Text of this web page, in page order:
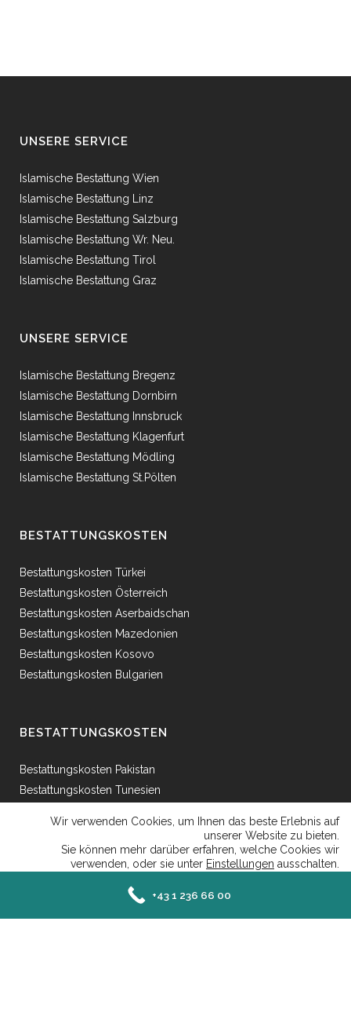
UNSERE SERVICE
Islamische Bestattung Wien
Islamische Bestattung Linz
Islamische Bestattung Salzburg
Islamische Bestattung Wr. Neu.
Islamische Bestattung Tirol
Islamische Bestattung Graz
UNSERE SERVICE
Islamische Bestattung Bregenz
Islamische Bestattung Dornbirn
Islamische Bestattung Innsbruck
Islamische Bestattung Klagenfurt
Islamische Bestattung Mödling
Islamische Bestattung St.Pölten
BESTATTUNGSKOSTEN
Bestattungskosten Türkei
Bestattungskosten Österreich
Bestattungskosten Aserbaidschan
Bestattungskosten Mazedonien
Bestattungskosten Kosovo
Bestattungskosten Bulgarien
BESTATTUNGSKOSTEN
Bestattungskosten Pakistan
Bestattungskosten Tunesien
Bestattungskosten Griechenland
Bestattungskosten Bosnien
Bestattungskosten Afganhistan
Wir verwenden Cookies, um Ihnen das beste Erlebnis auf
unserer Website zu bieten.
Sie können mehr darüber erfahren, welche Cookies wir
verwenden, oder sie unter Einstellungen ausschalten.
Ablehnen Einstellungen
+43 1 236 66 00